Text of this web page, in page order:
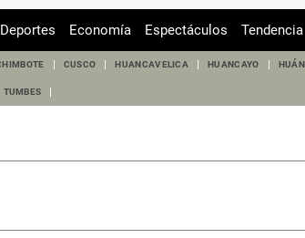
Deportes Economía Espectáculos Tendencia
CUSCO HUANCAVELICA HUANCAYO
TUMBES